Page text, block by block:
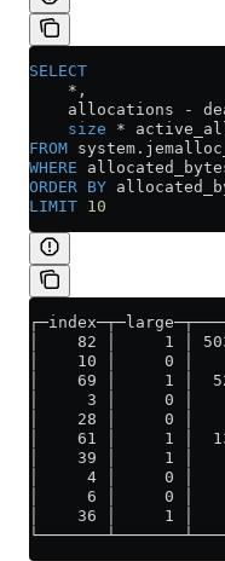
SELECT
    *
,
    allocations
-
    size
*
FROM system .
WHERE
ORDER BY
LIMIT 10
│    82 │     1 │
│    10 │     0 │
│    69 │     1 │
│     3 │     0 │
│    28 │     0 │
│    61 │     1 │
│    39 │     1 │
│     4 │     0 │
│     6 │     0 │
│    36 │     1 │